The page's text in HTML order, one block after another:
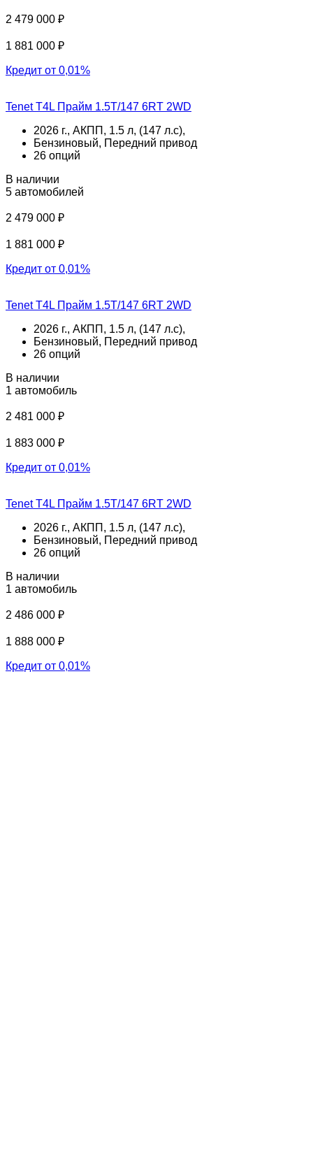
2 479 000 ₽
1 881 000 ₽
Кредит от 0,01%
Tenet T4L Прайм 1.5T/147 6RT 2WD
2026 г., АКПП, 1.5 л, (147 л.с),
Бензиновый, Передний привод
26 опций
В наличии
5 автомобилей
2 479 000 ₽
1 881 000 ₽
Кредит от 0,01%
Tenet T4L Прайм 1.5T/147 6RT 2WD
2026 г., АКПП, 1.5 л, (147 л.с),
Бензиновый, Передний привод
26 опций
В наличии
1 автомобиль
2 481 000 ₽
1 883 000 ₽
Кредит от 0,01%
Tenet T4L Прайм 1.5T/147 6RT 2WD
2026 г., АКПП, 1.5 л, (147 л.с),
Бензиновый, Передний привод
26 опций
В наличии
1 автомобиль
2 486 000 ₽
1 888 000 ₽
Кредит от 0,01%